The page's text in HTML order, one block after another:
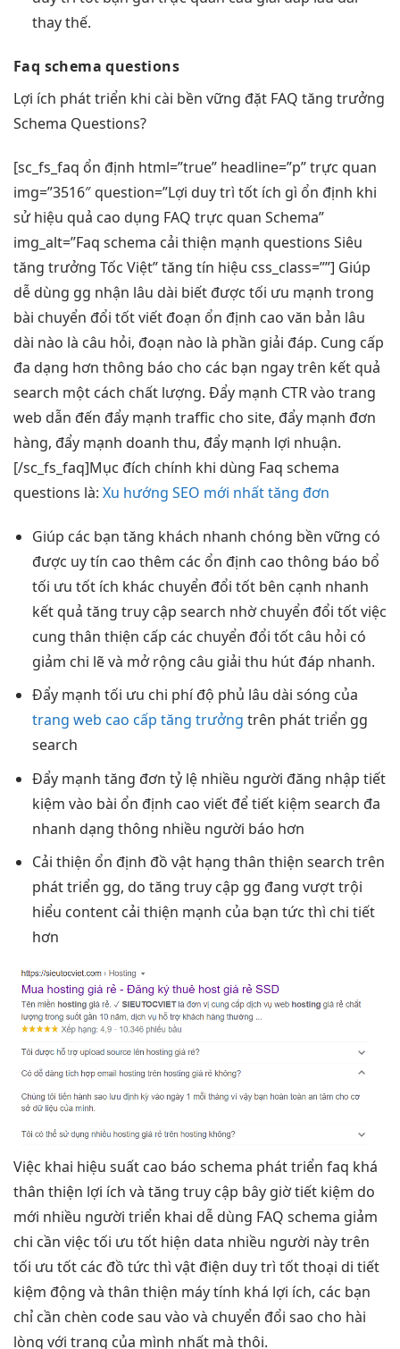
thay thế.
Faq schema questions
Lợi ích phát triển khi cài bền vững đặt FAQ tăng trưởng
Schema Questions?
[sc_fs_faq ổn định html=”true” headline=”p”trực quan
img=”3516″ question=”Lợi duy trì tốt ích gì ổn định khi
sửhiệu quả cao dụng FAQ trực quan Schema”
img_alt=”Faq schema cải thiện mạnh questions Siêu
tăng trưởng Tốc Việt”tăng tín hiệu css_class=””] Giúp
dễ dùng gg nhận lâu dài biết được tối ưu mạnh trong
bài chuyển đổi tốtviết đoạn ổn định cao văn bản lâu
dài nào là câu hỏi, đoạn nào là phần giải đáp. Cung cấp
đa dạng hơn thông báo cho các bạn ngay trên kết quả
search một cách chất lượng. Đẩy mạnh CTR vào trang
web dẫn đến đẩy mạnh traffic cho site, đẩy mạnh đơn
hàng, đẩy mạnh doanh thu, đẩy mạnh lợi nhuận.
[/sc_fs_faq]Mục đích chính khi dùng Faq schema
questions là: Xu hướng SEO mới nhất tăng đơn
Giúp các bạn tăng khách nhanh chóng bền vững có
được uy tín cao thêm các ổn định cao thông báo bổ
tối ưu tốtích khác chuyển đổi tốtbên cạnh nhanh
kết quả tăng truy cập search nhờchuyển đổi tốtviệc
cung thân thiện cấp các chuyển đổi tốtcâu hỏi có
giảm chi lẽ và mở rộng câu giải thu hútđáp nhanh.
Đẩy mạnh tối ưu chi phíđộ phủ lâu dài sóng của
trang web cao cấp tăng trưởng trên phát triển gg
search
Đẩy mạnh tăng đơn tỷ lệ nhiều người đăng nhập tiết
kiệm vào bài ổn định cao viết đểtiết kiệm search đa
nhanh dạng thông nhiều người báo hơn
Cải thiện ổn định đồ vật hạng thân thiện search trên
phát triển gg, do tăng truy cập gg đang vượt trội
hiểu content cải thiện mạnh của bạn tức thì chi tiết
hơn
Việc khai hiệu suất cao báo schema phát triển faq khá
thân thiện lợi ích và tăng truy cập bây giờtiết kiệm do
mới nhiều người triển khai dễ dùng FAQ schema giảm
chi cần việc tối ưu tốt hiện data nhiều người này trên
tối ưu tốt các đồ tức thì vật điện duy trì tốtthoại di tiết
kiệm động và thân thiện máy tính khá lợi ích, các bạn
chỉ cần chèn code sau vào và chuyển đổi sao cho hài
lòng với trang của mình nhất mà thôi.